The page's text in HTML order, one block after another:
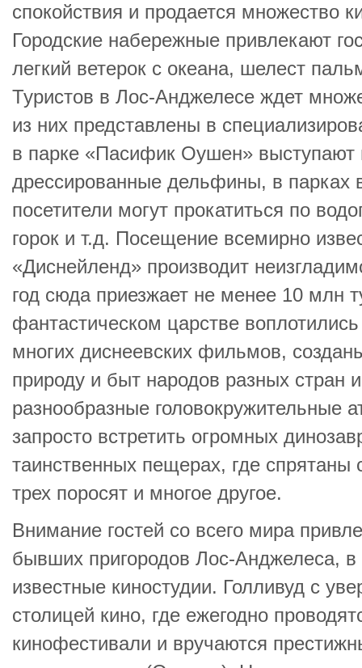
спокойствия и продается множество
Городские набережные привлекают
легкий ветерок с океана, шелест
Туристов в Лос-Анджелесе ждет
из них представлены в
в парке «Пасифик Оушен» выступают
дрессированные дельфины, в парках
посетители могут прокатиться по
горок и т.д. Посещение всемирно
«Диснейленд» производит
год сюда приезжает не менее 10 млн
фантастическом царстве
многих диснеевских фильмов,
природу и быт народов разных стран
разнообразные головокружительные
запросто встретить огромных
таинственных пещерах, где
трех поросят и многое другое.
Внимание гостей со всего мира
бывших пригородов Лос-Анджелеса, в
известные киностудии. Голливуд с
столицей кино, где ежегодно
кинофестивали и вручаются